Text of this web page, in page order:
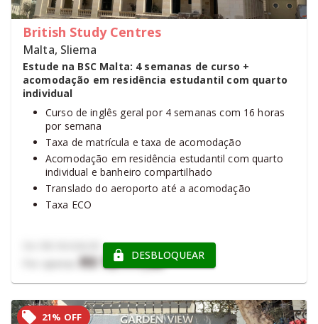
British Study Centres
Malta, Sliema
Estude na BSC Malta: 4 semanas de curso +
acomodação em residência estudantil com quarto
individual
Curso de inglês geral por 4 semanas com 16 horas
por semana
Taxa de matrícula e taxa de acomodação
Acomodação em residência estudantil com quarto
individual e banheiro compartilhado
Translado do aeroporto até a acomodação
Taxa ECO
R$ 12.111,03DESBLOQUEAR
21% OFF